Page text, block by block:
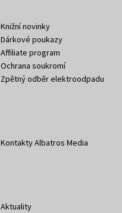
Knižní novinky
Dárkové poukazy
Affiliate program
Ochrana soukromí
Zpětný odběr elektroodpadu
Kontakty Albatros Media
Aktuality